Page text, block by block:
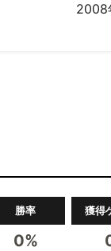
2008
勝率
0%
獲得